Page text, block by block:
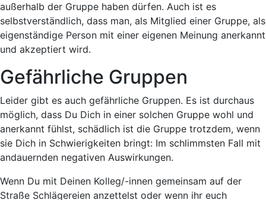
außerhalb der Gruppe haben dürfen. Auch ist es
selbstverständlich, dass man, als Mitglied einer Gruppe, als
eigenständige Person mit einer eigenen Meinung anerkannt
und akzeptiert wird.
Gefährliche Gruppen
Leider gibt es auch gefährliche Gruppen. Es ist durchaus
möglich, dass Du Dich in einer solchen Gruppe wohl und
anerkannt fühlst, schädlich ist die Gruppe trotzdem, wenn
sie Dich in Schwierigkeiten bringt: Im schlimmsten Fall mit
andauernden negativen Auswirkungen.
Wenn Du mit Deinen Kolleg/-innen gemeinsam auf der
Straße Schlägereien anzettelst oder wenn ihr euch